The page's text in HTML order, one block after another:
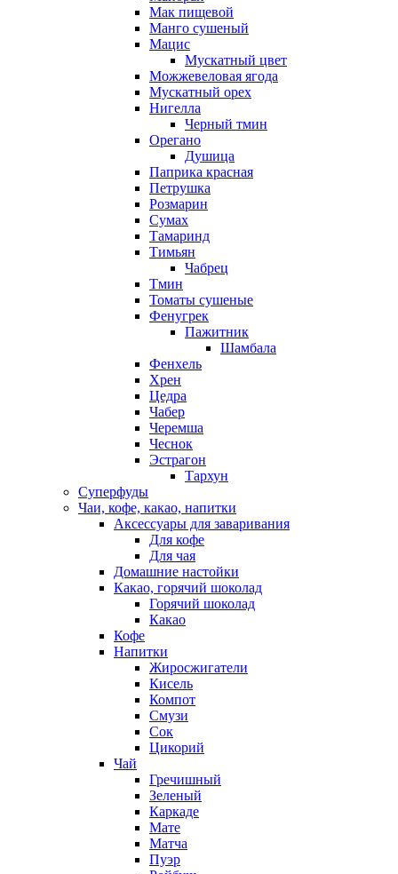
Мак пищевой
Манго сушеный
Мацис
Мускатный цвет
Можжевеловая ягода
Мускатный орех
Нигелла
Черный тмин
Орегано
Душица
Паприка красная
Петрушка
Розмарин
Сумах
Тамаринд
Тимьян
Чабрец
Тмин
Томаты сушеные
Фенугрек
Пажитник
Шамбала
Фенхель
Хрен
Цедра
Чабер
Черемша
Чеснок
Эстрагон
Тархун
Суперфуды
Чаи, кофе, какао, напитки
Аксессуары для заваривания
Для кофе
Для чая
Домашние настойки
Какао, горячий шоколад
Горячий шоколад
Какао
Кофе
Напитки
Жиросжигатели
Кисель
Компот
Смузи
Сок
Цикорий
Чай
Гречишный
Зеленый
Каркаде
Мате
Матча
Пуэр